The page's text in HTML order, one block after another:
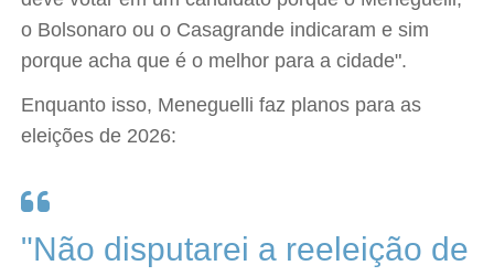
o Bolsonaro ou o Casagrande indicaram e sim
porque acha que é o melhor para a cidade".
Enquanto isso, Meneguelli faz planos para as
eleições de 2026:
"Não disputarei a reeleição de